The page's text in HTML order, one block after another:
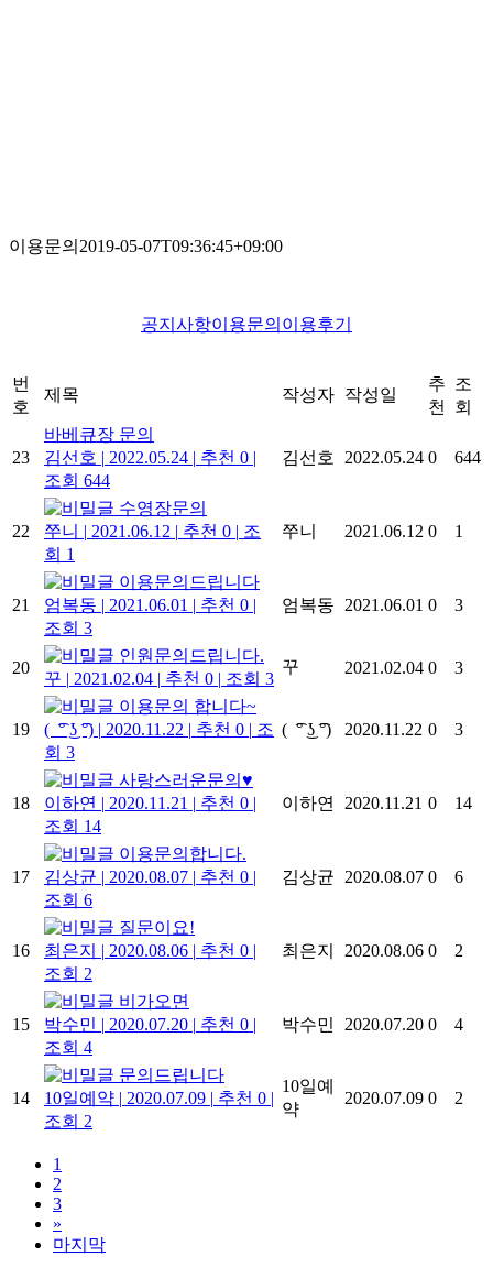
이용문의 2019-05-07T09:36:45+09:00
공지사항이용문의 이용후기
번
호
제목 작성자 작성일
추
천
조
회
23
바베큐장 문의
김선호 | 2022.05.24 | 추천 0 |
조회 644
김선호 2022.05.24 0 644
22
수영장문의
쭈니 | 2021.06.12 | 추천 0 | 조
회 1
쭈니 2021.06.12 0 1
21
이용문의드립니다
엄복동 | 2021.06.01 | 추천 0 |
조회 3
엄복동 2021.06.01 0 3
20
인원문의드립니다.
꾸 | 2021.02.04 | 추천 0 | 조회 3
꾸 2021.02.04 0 3
19
이용문의 합니다~
( ͡° ͜ʖ ͡°) | 2020.11.22 | 추천 0 | 조
회 3
( ͡° ͜ʖ ͡°) 2020.11.22 0 3
18
사랑스러운문의♥
이하연 | 2020.11.21 | 추천 0 |
조회 14
이하연 2020.11.21 0 14
17
이용문의합니다.
김상균 | 2020.08.07 | 추천 0 |
조회 6
김상균 2020.08.07 0 6
16
질문이요!
최은지
| 2020.08.06 | 추천 0 |
조회 2
최은지 2020.08.06 0 2
15
비가오면
박수민 | 2020.07.20 | 추천 0 |
조회 4
박수민 2020.07.20 0 4
14
문의드립니다
10일예약 | 2020.07.09 | 추천 0 |
조회 2
10일예
약
2020.07.09 0 2
1
2
3
»
마지막